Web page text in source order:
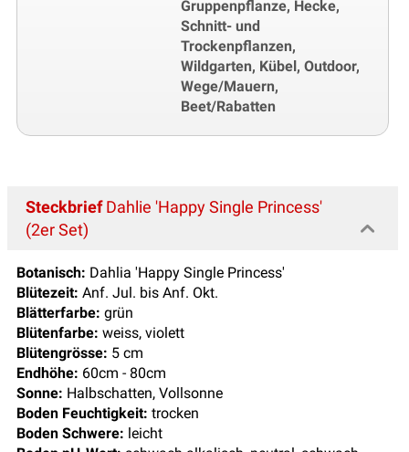
Gruppenpflanze, Hecke,
Schnitt- und
Trockenpflanzen,
Wildgarten, Kübel, Outdoor,
Wege/Mauern,
Beet/Rabatten
SteckbriefDahlie 'Happy Single Princess'
(2er Set)
Botanisch: Dahlia 'Happy Single Princess'
Blütezeit: Anf. Jul. bis Anf. Okt.
Blätterfarbe: grün
Blütenfarbe: weiss, violett
Blütengrösse: 5 cm
Endhöhe: 60cm - 80cm
Sonne: Halbschatten, Vollsonne
Boden Feuchtigkeit: trocken
Boden Schwere: leicht